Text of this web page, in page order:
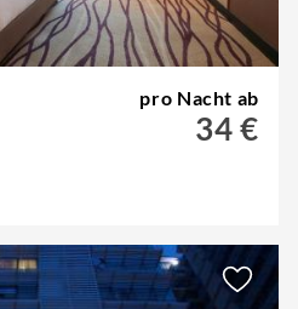
pro Nacht ab
34 €